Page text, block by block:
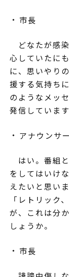
市長
どなたが感
心していたに
に、思いやり
援する気持ち
のようなメッ
発信しています
アナウンサー
はい。番組
をしてはいけ
えたいと思い
「レトリック
が、これは分
しょうか。
市長